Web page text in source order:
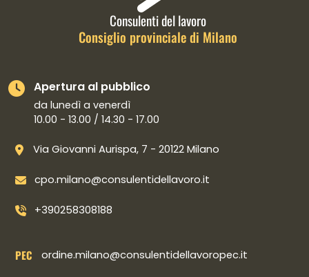
Consulenti del lavoro
Consiglio provinciale di Milano
Apertura al pubblico
da lunedì a venerdì
10.00 - 13.00 / 14.30 - 17.00
Via Giovanni Aurispa, 7 - 20122 Milano
cpo.milano@consulentidellavoro.it
+390258308188
PEC ordine.milano@consulentidellavoropec.it